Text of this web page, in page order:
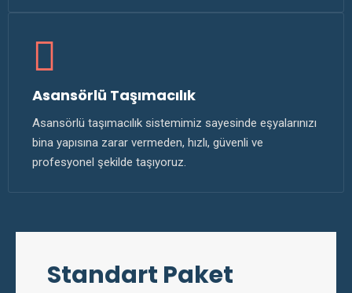
Asansörlü Taşımacılık
Asansörlü taşımacılık sistemimiz sayesinde eşyalarınızı
bina yapısına zarar vermeden, hızlı, güvenli ve
profesyonel şekilde taşıyoruz.
Standart Paket